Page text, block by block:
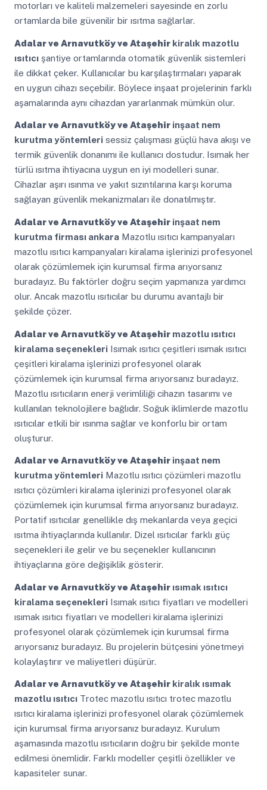
motorları ve kaliteli malzemeleri sayesinde en zorlu
ortamlarda bile güvenilir bir ısıtma sağlarlar.
Adalar ve Arnavutköy ve Ataşehirkiralık mazotlu
ısıtıcışantiye ortamlarında otomatik güvenlik sistemleri
ile dikkat çeker. Kullanıcılar bu karşılaştırmaları yaparak
en uygun cihazı seçebilir. Böylece inşaat projelerinin farklı
aşamalarında aynı cihazdan yararlanmak mümkün olur.
Adalar ve Arnavutköy ve Ataşehirinşaat nem
kurutma yöntemlerisessiz çalışması güçlü hava akışı ve
termik güvenlik donanımı ile kullanıcı dostudur. Isımak her
türlü ısıtma ihtiyacına uygun en iyi modelleri sunar.
Cihazlar aşırı ısınma ve yakıt sızıntılarına karşı koruma
sağlayan güvenlik mekanizmaları ile donatılmıştır.
Adalar ve Arnavutköy ve Ataşehirinşaat nem
kurutma firması ankaraMazotlu ısıtıcı kampanyaları
mazotlu ısıtıcı kampanyaları kiralama işlerinizi profesyonel
olarak çözümlemek için kurumsal firma arıyorsanız
buradayız. Bu faktörler doğru seçim yapmanıza yardımcı
olur. Ancak mazotlu ısıtıcılar bu durumu avantajlı bir
şekilde çözer.
Adalar ve Arnavutköy ve Ataşehirmazotlu ısıtıcı
kiralama seçenekleriIsımak ısıtıcı çeşitleri ısımak ısıtıcı
çeşitleri kiralama işlerinizi profesyonel olarak
çözümlemek için kurumsal firma arıyorsanız buradayız.
Mazotlu ısıtıcıların enerji verimliliği cihazın tasarımı ve
kullanılan teknolojilere bağlıdır. Soğuk iklimlerde mazotlu
ısıtıcılar etkili bir ısınma sağlar ve konforlu bir ortam
oluşturur.
Adalar ve Arnavutköy ve Ataşehirinşaat nem
kurutma yöntemleriMazotlu ısıtıcı çözümleri mazotlu
ısıtıcı çözümleri kiralama işlerinizi profesyonel olarak
çözümlemek için kurumsal firma arıyorsanız buradayız.
Portatif ısıtıcılar genellikle dış mekanlarda veya geçici
ısıtma ihtiyaçlarında kullanılır. Dizel ısıtıcılar farklı güç
seçenekleri ile gelir ve bu seçenekler kullanıcının
ihtiyaçlarına göre değişiklik gösterir.
Adalar ve Arnavutköy ve Ataşehirısımak ısıtıcı
kiralama seçenekleriIsımak ısıtıcı fiyatları ve modelleri
ısımak ısıtıcı fiyatları ve modelleri kiralama işlerinizi
profesyonel olarak çözümlemek için kurumsal firma
arıyorsanız buradayız. Bu projelerin bütçesini yönetmeyi
kolaylaştırır ve maliyetleri düşürür.
Adalar ve Arnavutköy ve Ataşehirkiralık ısımak
mazotlu ısıtıcıTrotec mazotlu ısıtıcı trotec mazotlu
ısıtıcı kiralama işlerinizi profesyonel olarak çözümlemek
için kurumsal firma arıyorsanız buradayız. Kurulum
aşamasında mazotlu ısıtıcıların doğru bir şekilde monte
edilmesi önemlidir. Farklı modeller çeşitli özellikler ve
kapasiteler sunar.